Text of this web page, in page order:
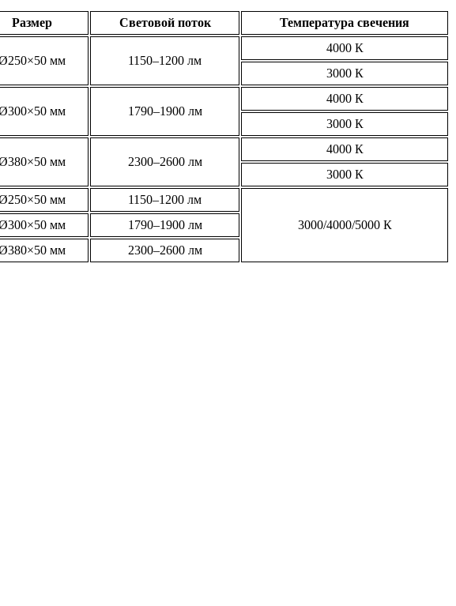
Размер Световой поток
Температура свечения
мм 1150–1200 лм
4000 К
3000 К
мм 1790–1900 лм
4000 К
3000 К
мм 2300–2600 лм
4000 К
3000 К
мм
1150–1200 лм
3000/4000/5000 К
мм
1790–1900 лм
мм 2300–2600 лм